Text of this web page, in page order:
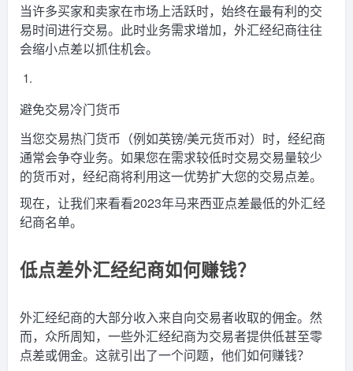
当许多买家和卖家在市场上活跃时，始终在最有利的交
易时间进行交易。此时业务需求增加，外汇经纪商往往
会缩小点差以抓住机会。
避免交易冷门货币
当您交易热门货币（例如英镑/美元货币对）时，经纪商
通常会争夺业务。如果您在需求较低时交易交易量较少
的货币对，经纪商将利用这一优势扩大您的交易点差。
现在，让我们来看看2023年马来西亚点差最低的外汇经
纪商名单。
低点差外汇经纪商如何赚钱？
外汇经纪商的大部分收入来自向交易者收取的佣金。然
而，众所周知，一些外汇经纪商为交易者提供低甚至零
点差或佣金。这就引出了一个问题，他们如何赚钱？